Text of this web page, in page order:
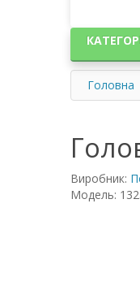
Головна
Виробник:
Модель: